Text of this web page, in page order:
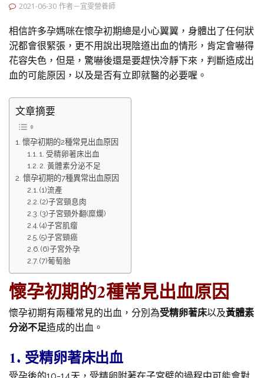
2021-06-30 作者－宜雯營養師
相信許多孕媽咪在懷孕初期總是小心翼翼，身體出了任何狀
況都會很緊張，更不用說出現陰道出血的情形，肯定會嚇得
花容失色，但是，驚嚇後還是要趕快冷靜下來，判斷造成出
血的可能原因，以及是否有立即就醫的必要喔。
文章摘要
懷孕初期的2種常見出血原因
1. 受精卵著床出血
2. 黃體素分泌不足
懷孕初期的7種異常出血原因
(1)流產
(2)子宮頸息肉
(3)子宮頸外翻(糜爛)
(4)子宮肌瘤
(5)子宮頸癌
(6)子宮外孕
(7)葡萄胎
懷孕初期的2種常見出血原因
懷孕初期有兩種常見的出血，分別為受精卵著床以及黃體素
分泌不足造成的出血。
1. 受精卵著床出血